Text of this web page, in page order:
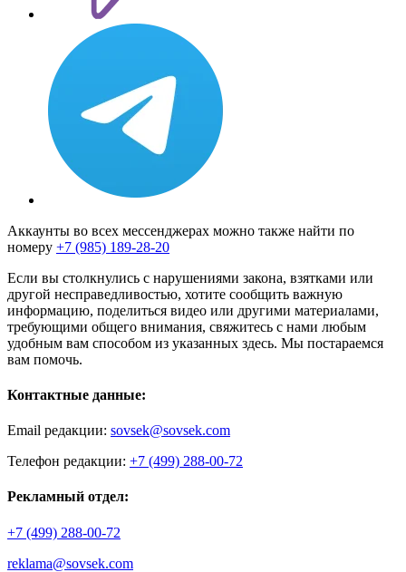
Аккаунты во всех мессенджерах можно также найти по
номеру +7 (985) 189-28-20
Если вы столкнулись с нарушениями закона, взятками или
другой несправедливостью, хотите сообщить важную
информацию, поделиться видео или другими материалами,
требующими общего внимания, свяжитесь с нами любым
удобным вам способом из указанных здесь. Мы постараемся
вам помочь.
Контактные данные:
Email редакции: sovsek@sovsek.com
Телефон редакции: +7 (499) 288-00-72
Рекламный отдел:
+7 (499) 288-00-72
reklama@sovsek.com